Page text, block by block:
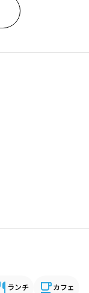
ランチ カフェ